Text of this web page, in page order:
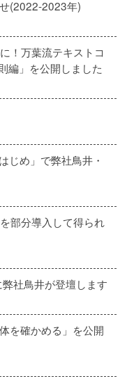
(2022-2023年)
！万葉流テキストコ
編」を公開しました
じめ」で弊社鳥井・
部分導入して得られ
社鳥井が登壇します
を確かめる」を公開